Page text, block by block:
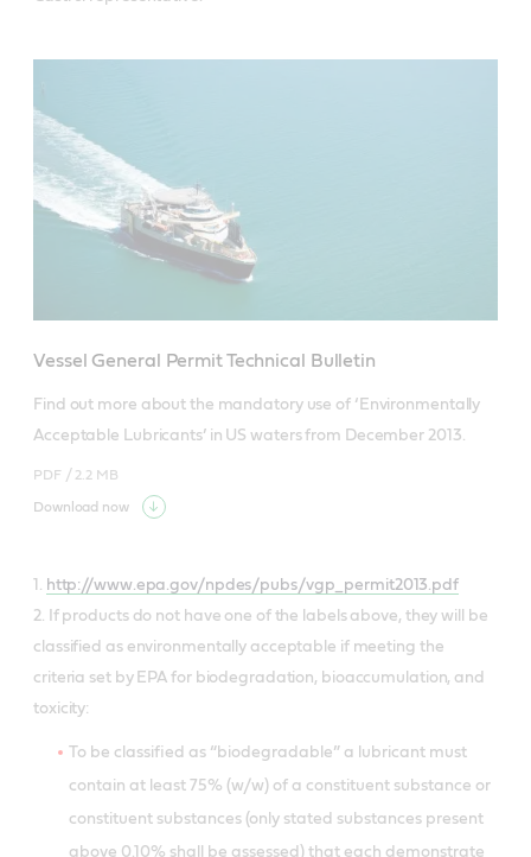
Vessel General Permit Technical Bulletin
Find out more about the mandatory use of ‘Environmentally
Acceptable Lubricants’ in US waters from December 2013.
PDF / 2.2 MB
Download now
1. http://www.epa.gov/npdes/pubs/vgp_permit2013.pdf
2. If products do not have one of the labels above, they will be
classified as environmentally acceptable if meeting the
criteria set by EPA for biodegradation, bioaccumulation, and
toxicity:
To be classified as “biodegradable” a lubricant must
contain at least 75% (w/w) of a constituent substance or
constituent substances (only stated substances present
above 0.10% shall be assessed) that each demonstrate